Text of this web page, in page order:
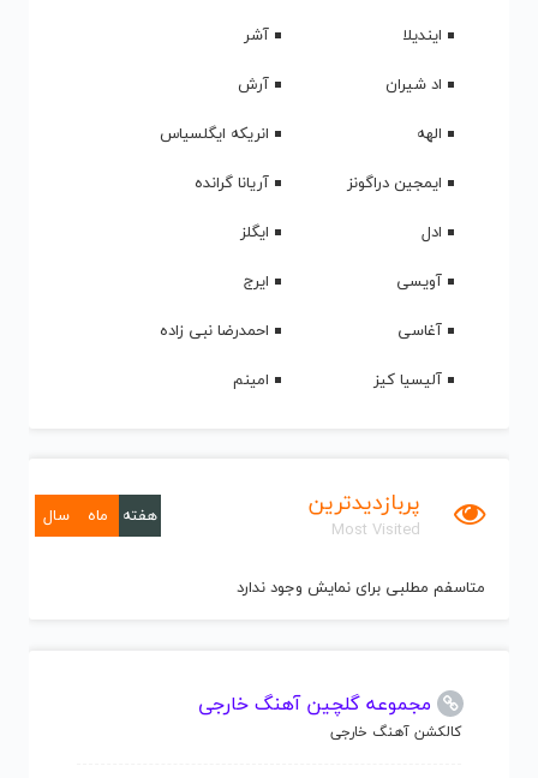
ایندیلا
آشر
اد شیران
آرش
الهه
انریکه ایگلسیاس
ایمجین دراگونز
آریانا گرانده
ادل
ایگلز
آویسی
ایرج
آغاسی
احمدرضا نبی زاده
آلیسیا کیز
امینم
پربازدیدترین
Most Visited
هفته ماه سال
متاسفم مطلبی برای نمایش وجود ندارد
مجموعه گلچین آهنگ خارجی
کالکشن آهنگ خارجی